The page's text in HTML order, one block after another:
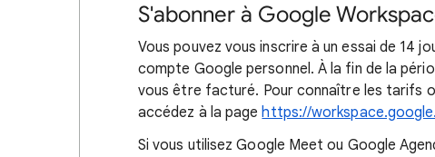
S'abonner à Google
Vous pouvez vous inscrire à un essai de 14
compte Google personnel. À la fin de la
vous être facturé. Pour connaître les tarifs
accédez à la pagehttps://
Si vous utilisez Google Meet ou Google